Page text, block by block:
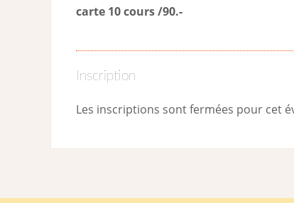
carte 10 cours /90.-
Inscription
Les inscriptions sont fermées pour cet